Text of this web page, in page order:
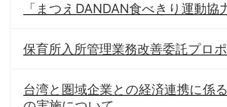
「まつえDANDAN食べきり運動協
保育所入所管理業務改善委託プロ
台湾と圏域企業との経済連携に係